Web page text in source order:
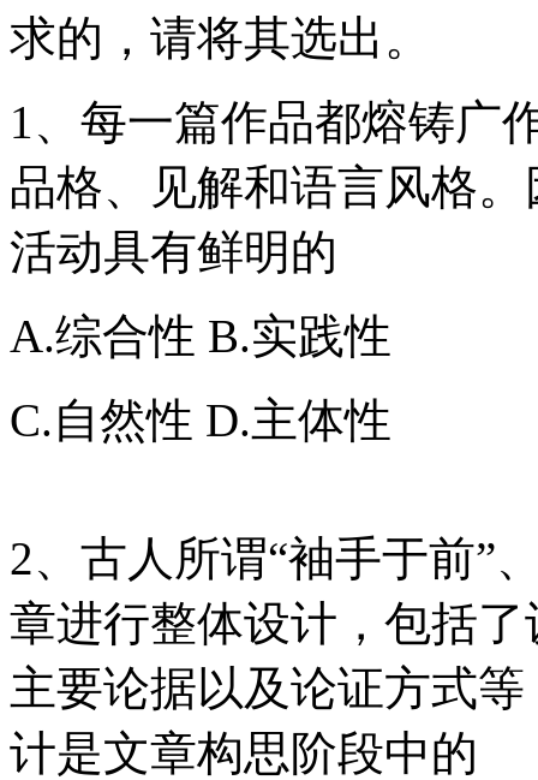
求的，请将其选出。
1、每一篇作品都熔铸广
品格、见解和语言风格
活动具有鲜明的
A.综合性 B.实践性
C.自然性 D.主体性
2、古人所谓“袖手于前”
章进行整体设计，包括
主要论据以及论证方式
计是文章构思阶段中的